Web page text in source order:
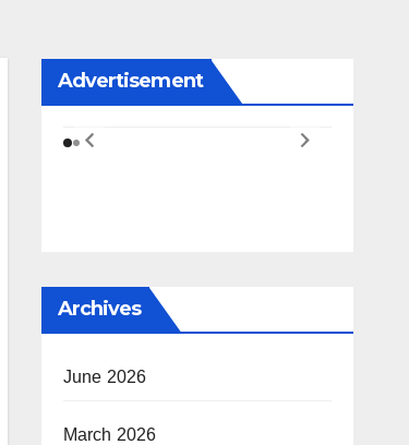
Advertisement
Archives
June 2026
March 2026